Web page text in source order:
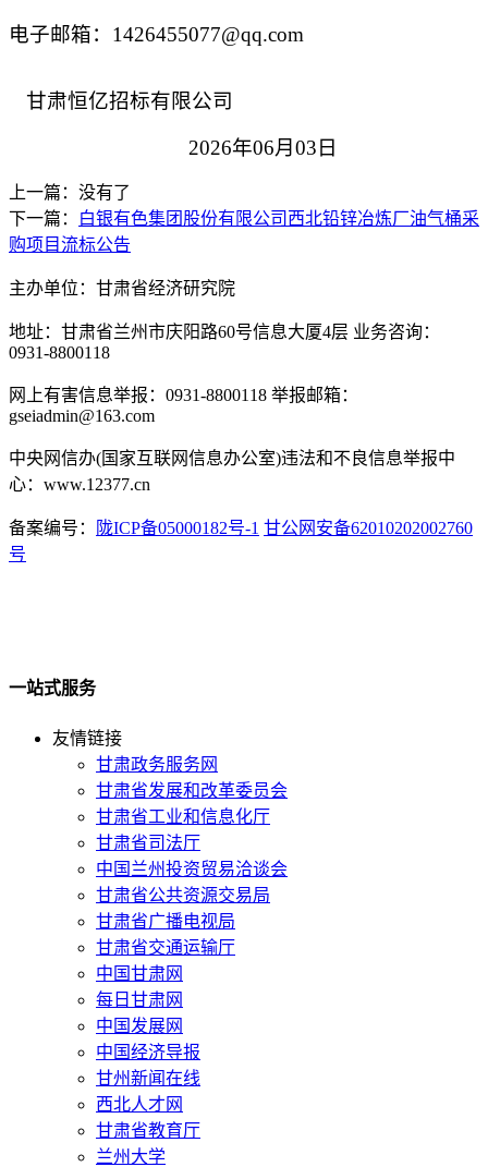
电子邮箱： 1426455077@qq.com
甘肃恒亿招标有限公司
2026年06月 03 日
上一篇：没有了
下一篇：
白银有色集团股份有限公司西北铅锌冶炼厂油气桶采
购项目流标公告
主办单位：甘肃省经济研究院
地址：甘肃省兰州市庆阳路60号信息大厦4层 业务咨询：
0931-8800118
网上有害信息举报：0931-8800118 举报邮箱：
gseiadmin@163.com
中央网信办(国家互联网信息办公室)违法和不良信息举报中
心：www.12377.cn
备案编号： 陇ICP备05000182号-1 甘公网安备62010202002760
号
一站式服务
友情链接
甘肃政务服务网
甘肃省发展和改革委员会
甘肃省工业和信息化厅
甘肃省司法厅
中国兰州投资贸易洽谈会
甘肃省公共资源交易局
甘肃省广播电视局
甘肃省交通运输厅
中国甘肃网
每日甘肃网
中国发展网
中国经济导报
甘州新闻在线
西北人才网
甘肃省教育厅
兰州大学